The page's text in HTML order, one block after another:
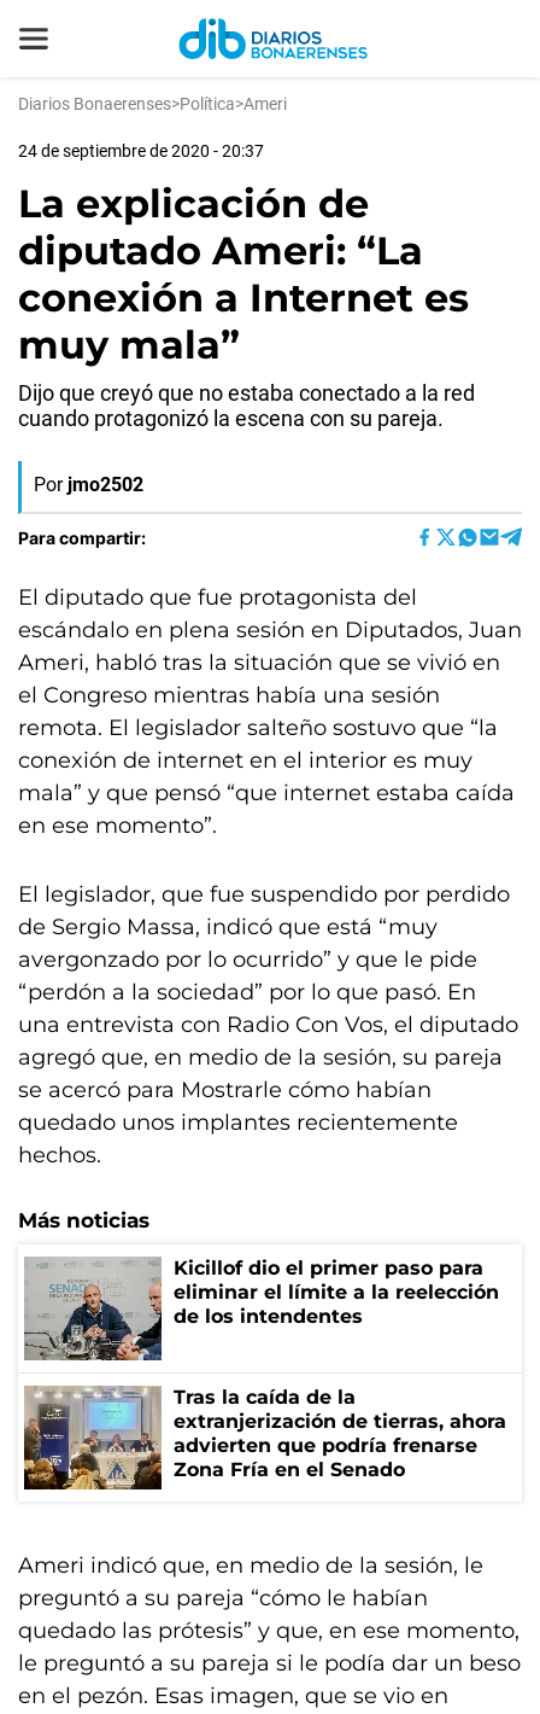
Diarios Bonaerenses>Política>Ameri
24 de septiembre de 2020 - 20:37
La explicación de
diputado Ameri: “La
conexión a Internet es
muy mala”
Dijo que creyó que no estaba conectado a la red
cuando protagonizó la escena con su pareja.
Por jmo2502
Para compartir:
El diputado que fue protagonista del
escándalo en plena sesión en Diputados, Juan
Ameri, habló tras la situación que se vivió en
el Congreso mientras había una sesión
remota. El legislador salteño sostuvo que “la
conexión de internet en el interior es muy
mala” y que pensó “que internet estaba caída
en ese momento”.
El legislador, que fue suspendido por perdido
de Sergio Massa, indicó que está “muy
avergonzado por lo ocurrido” y que le pide
“perdón a la sociedad” por lo que pasó. En
una entrevista con Radio Con Vos, el diputado
agregó que, en medio de la sesión, su pareja
se acercó para Mostrarle cómo habían
quedado unos implantes recientemente
hechos.
Más noticias
Kicillof dio el primer paso para
eliminar el límite a la reelección
de los intendentes
Tras la caída de la
extranjerización de tierras, ahora
advierten que podría frenarse
Zona Fría en el Senado
Ameri indicó que, en medio de la sesión, le
preguntó a su pareja “cómo le habían
quedado las prótesis” y que, en ese momento,
le preguntó a su pareja si le podía dar un beso
en el pezón. Esas imagen, que se vio en